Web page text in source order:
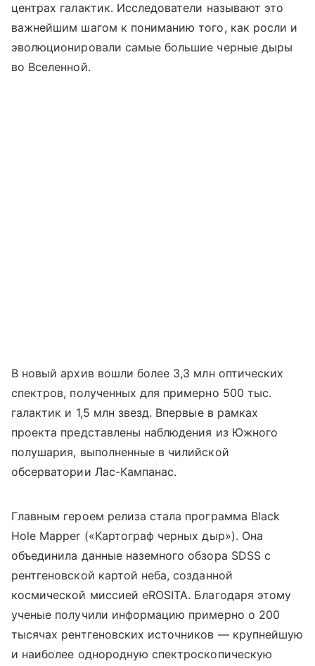
центрах галактик. Исследователи называют это
важнейшим шагом к пониманию того, как росли и
эволюционировали самые большие черные дыры
во Вселенной.
В новый архив вошли более 3,3 млн оптических
спектров, полученных для примерно 500 тыс.
галактик и 1,5 млн звезд. Впервые в рамках
проекта представлены наблюдения из Южного
полушария, выполненные в чилийской
обсерватории Лас-Кампанас.
Главным героем релиза стала программа Black
Hole Mapper («Картограф черных дыр»). Она
объединила данные наземного обзора SDSS с
рентгеновской картой неба, созданной
космической миссией eROSITA. Благодаря этому
ученые получили информацию примерно о 200
тысячах рентгеновских источников — крупнейшую
и наиболее однородную спектроскопическую